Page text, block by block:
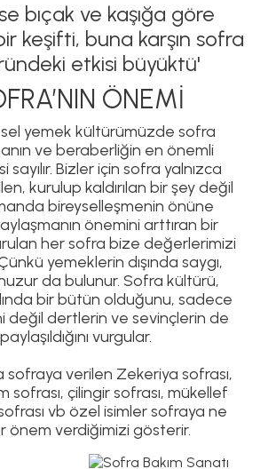
bıçak ve kaşığa göre
keşifti, buna karşın sofra
etkisi büyüktü'
ÖNEMİ
yemek kültürümüzde sofra
ve beraberliğin en önemli
Bizler için sofra yalnızca
kurulup kaldırılan bir şey değil
bireyselleşmenin önüne
önemini arttıran bir
her sofra bize değerlerimizi
yemeklerin dışında saygı,
da bulunur. Sofra kültürü,
bir bütün olduğunu, sadece
değil dertlerin ve sevinçlerin de
paylaşıldığını vurgular.
sofraya verilen Zekeriya sofrası,
sofrası, çilingir sofrası, mükellef
vb özel isimler sofraya ne
önem verdiğimizi gösterir.